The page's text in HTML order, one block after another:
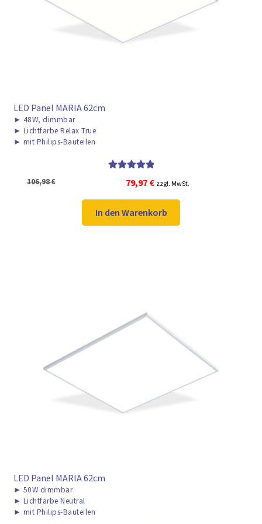
► ZAHLARTEN
► VERSANDARTEN
LED Panel MARIA 62cm
► 48W, dimmbar
► Lichtfarbe Relax True
► mit Philips-Bauteilen
von 5
106,98€
Ursprünglicher
Preis
war:
106,98 €
79,97 €Aktueller
Preis
ist:
79,97 €.
zzgl. MwSt.
In den Warenkorb
LED Panel MARIA 62cm
► 50W dimmbar
► Lichtfarbe Neutral
► mit Philips-Bauteilen